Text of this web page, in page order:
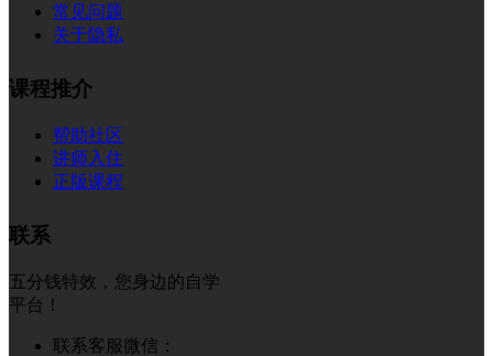
常见问题
关于隐私
课程推介
帮助社区
讲师入住
正版课程
联系
五分钱特效，您身边的自学
平台！
联系客服微信：